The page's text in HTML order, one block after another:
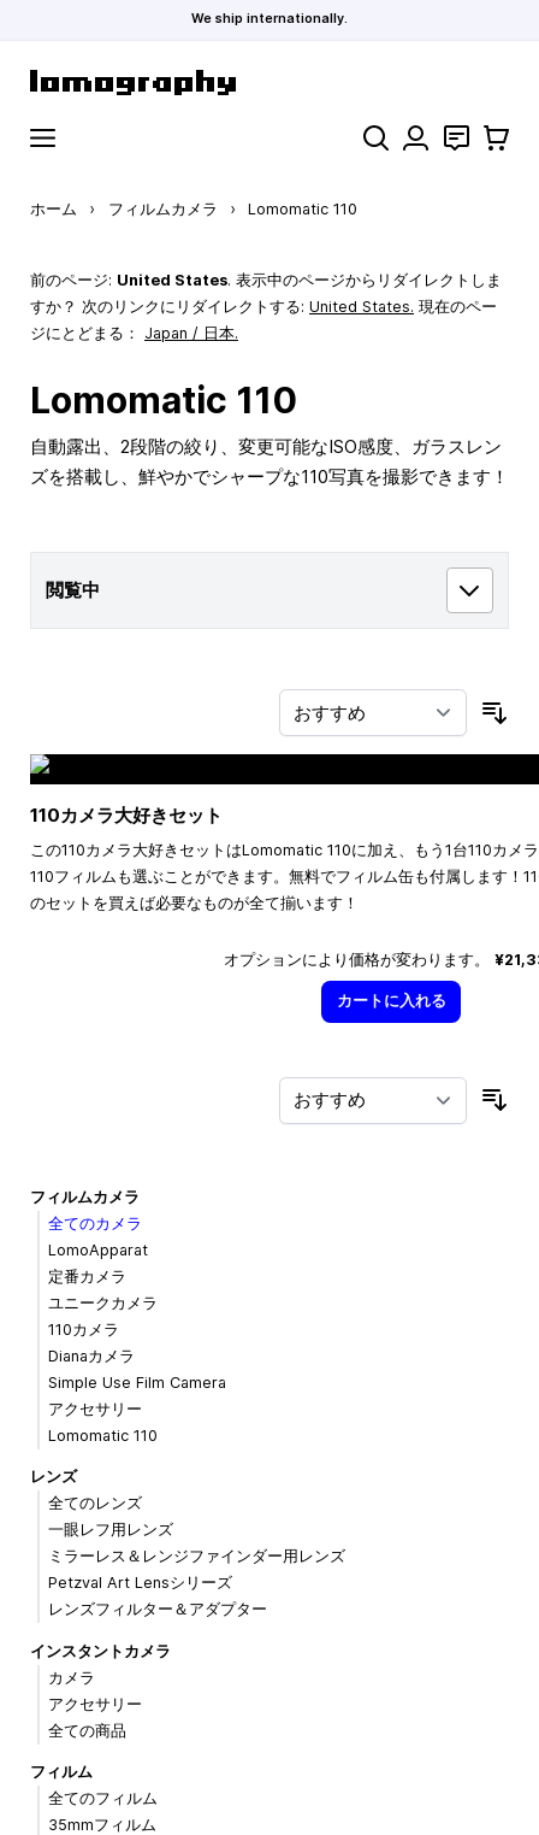
We ship internationally.
検索 お問い合わ
カート
ホーム › フィルムカメラ › Lomomatic 110
前のページ: United States. 表示中のページからリダイレクトしま
すか？ 次のリンクにリダイレクトする: United States. 現在のペー
ジにとどまる： Japan / 日本.
Lomomatic 110
自動露出、2段階の絞り、変更可能なISO感度、ガラスレン
ズを搭載し、鮮やかでシャープな110写真を撮影できます！
閲覧中
110カメラ大好きセット
この110カメラ大好きセットはLomomatic 110に加え、もう1台110カメ
110フィルムも選ぶことができます。無料でフィルム缶も付属します！
のセットを買えば必要なものが全て揃います！
オプションにより価格が変わります。
カートに入れる
フィルムカメラ
全てのカメラ
LomoApparat
定番カメラ
ユニークカメラ
110カメラ
Dianaカメラ
Simple Use Film Camera
アクセサリー
Lomomatic 110
レンズ
全てのレンズ
一眼レフ用レンズ
ミラーレス＆レンジファインダー用レンズ
Petzval Art Lensシリーズ
レンズフィルター＆アダプター
インスタントカメラ
カメラ
アクセサリー
全ての商品
フィルム
全てのフィルム
35mmフィルム